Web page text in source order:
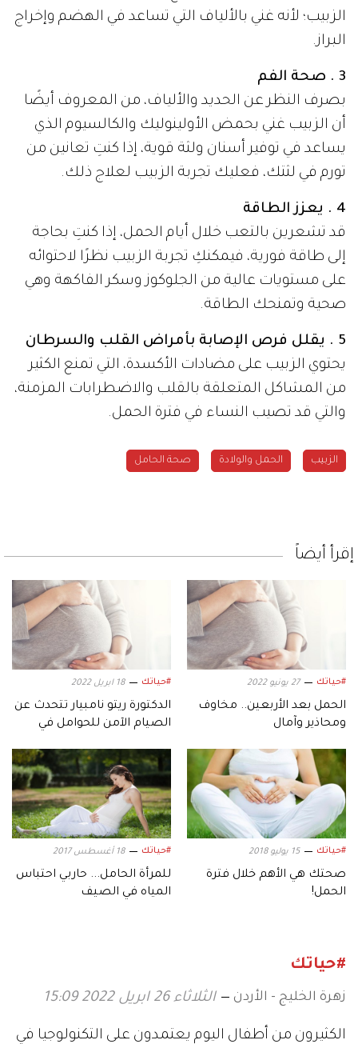
الزبيب؛ لأنه غني بالألياف التي تساعد في الهضم وإخراج
البراز.
3 . صحة الفم
بصرف النظر عن الحديد والألياف، من المعروف أيضًا
أن الزبيب غني بحمض الأولينوليك والكالسيوم الذي
يساعد في توفير أسنان ولثة قوية، إذا كنتِ تعانين من
تورم في لثتك، فعليك تجربة الزبيب لعلاج ذلك.
4 . يعزز الطاقة
قد تشعرين بالتعب خلال أيام الحمل، إذا كنتِ بحاجة
إلى طاقة فورية، فيمكنكِ تجربة الزبيب نظرًا لاحتوائه
على مستويات عالية من الجلوكوز وسكر الفاكهة وهي
صحية وتمنحك الطاقة.
5 . يقلل فرص الإصابة بأمراض القلب والسرطان
يحتوي الزبيب على مضادات الأكسدة، التي تمنع الكثير
من المشاكل المتعلقة بالقلب والاضطرابات المزمنة،
والتي قد تصيب النساء في فترة الحمل.
الزبيب الحمل والولادة صحة الحامل
إقرأ أيضاً
#حياتك 27 يونيو 2022
الحمل بعد الأربعين.. مخاوف
ومحاذير وآمال
#حياتك 18 ابريل 2022
الدكتورة ريتو نامبيار تتحدث عن
الصيام الآمن للحوامل في
#حياتك 15 يوليو 2018
صحتك هي الأهم خلال فترة
الحمل!
#حياتك 18 أغسطس 2017
للمرأة الحامل... حاربي احتباس
المياه في الصيف
#حياتك
زهرة الخليج - الأردن الثلاثاء 26 ابريل 2022 15:09
الكثيرون من أطفال اليوم يعتمدون على التكنولوجيا في